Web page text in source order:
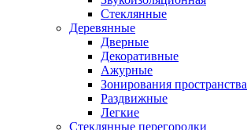
Стеклянные
Деревянные
Дверные
Декоративные
Ажурные
Зонирования пространства
Раздвижные
Легкие
Стеклянные перегородки